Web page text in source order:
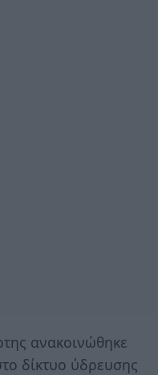
ανακοινώθηκε
δίκτυο ύδρευσης